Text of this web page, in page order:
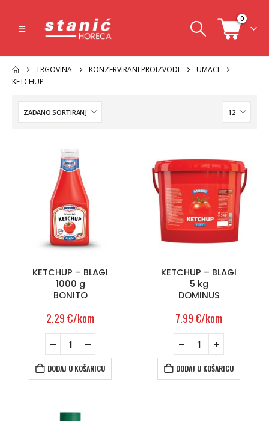
0
TRGOVINA KONZERVIRANI PROIZVODI
UMACI
KETCHUP
KETCHUP – BLAGI
1000 g
BONITO
2.29€/kom
DODAJ U KOŠARICU
KETCHUP – BLAGI
5 kg
DOMINUS
7.99€/kom
DODAJ U KOŠARICU